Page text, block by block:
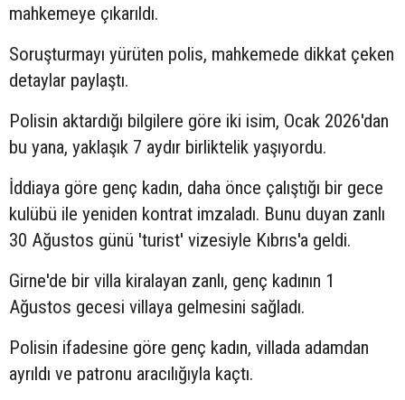
mahkemeye çıkarıldı.
Soruşturmayı yürüten polis, mahkemede dikkat çeken
detaylar paylaştı.
Polisin aktardığı bilgilere göre iki isim, Ocak 2026'dan
bu yana, yaklaşık 7 aydır birliktelik yaşıyordu.
İddiaya göre genç kadın, daha önce çalıştığı bir gece
kulübü ile yeniden kontrat imzaladı. Bunu duyan zanlı
30 Ağustos günü 'turist' vizesiyle Kıbrıs'a geldi.
Girne'de bir villa kiralayan zanlı, genç kadının 1
Ağustos gecesi villaya gelmesini sağladı.
Polisin ifadesine göre genç kadın, villada adamdan
ayrıldı ve patronu aracılığıyla kaçtı.